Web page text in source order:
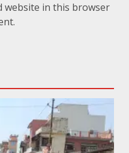
website in this browser